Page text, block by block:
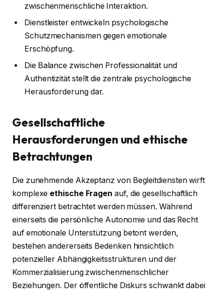
zwischenmenschliche Interaktion.
Dienstleister entwickeln psychologische
Schutzmechanismen gegen emotionale
Erschöpfung.
Die Balance zwischen Professionalität und
Authentizität stellt die zentrale psychologische
Herausforderung dar.
Gesellschaftliche
Herausforderungen und ethische
Betrachtungen
Die zunehmende Akzeptanz von Begleitdiensten wirft
komplexe ethische Fragen auf, die gesellschaftlich
differenziert betrachtet werden müssen. Während
einerseits die persönliche Autonomie und das Recht
auf emotionale Unterstützung betont werden,
bestehen andererseits Bedenken hinsichtlich
potenzieller Abhängigkeitsstrukturen und der
Kommerzialisierung zwischenmenschlicher
Beziehungen. Der öffentliche Diskurs schwankt dabei